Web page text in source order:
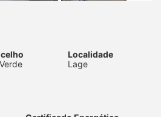
Localidade
Lage